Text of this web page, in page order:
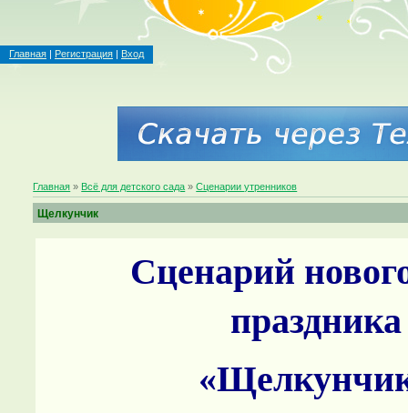
Главная | Регистрация | Вход
Главная » Всё для детского сада »Сценарии утренников
Щелкунчик
Сценарий
праздника